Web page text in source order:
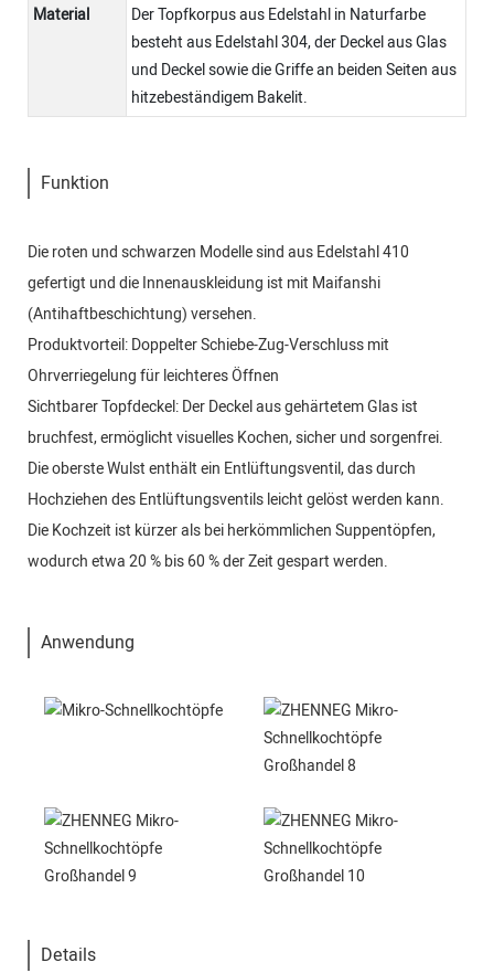
Material
Der Topfkorpus aus Edelstahl in Naturfarbe
besteht aus Edelstahl 304, der Deckel aus Glas
und Deckel sowie die Griffe an beiden Seiten aus
hitzebeständigem Bakelit.
Funktion
Die roten und schwarzen Modelle sind aus Edelstahl 410
gefertigt und die Innenauskleidung ist mit Maifanshi
(Antihaftbeschichtung) versehen.
Produktvorteil: Doppelter Schiebe-Zug-Verschluss mit
Ohrverriegelung für leichteres Öffnen
Sichtbarer Topfdeckel: Der Deckel aus gehärtetem Glas ist
bruchfest, ermöglicht visuelles Kochen, sicher und sorgenfrei.
Die oberste Wulst enthält ein Entlüftungsventil, das durch
Hochziehen des Entlüftungsventils leicht gelöst werden kann.
Die Kochzeit ist kürzer als bei herkömmlichen Suppentöpfen,
wodurch etwa 20 % bis 60 % der Zeit gespart werden.
Anwendung
Details